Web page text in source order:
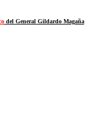
del General Gildardo Magaña